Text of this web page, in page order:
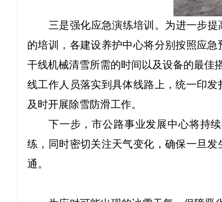
三是强化应急演练培训。为进一步
的培训，各建设养护中心将分别按照应
干线机械清雪所需的时间以及设备的最佳
线工作人员落实到具体线路上，统一印
及时开展除雪防滑工作。
下一步，市公路事业发展中心将持
练，同时密切关注天气变化，确保一旦
通。